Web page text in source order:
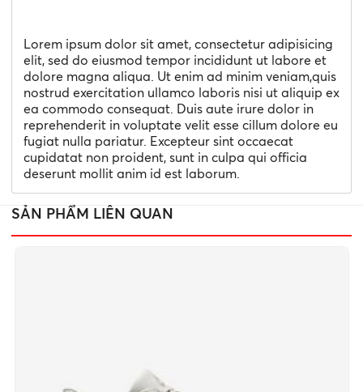
Lorem ipsum dolor sit amet, consectetur adipisicing
elit, sed do eiusmod tempor incididunt ut labore et
dolore magna aliqua. Ut enim ad minim veniam,quis
nostrud exercitation ullamco laboris nisi ut aliquip ex
ea commodo consequat. Duis aute irure dolor in
reprehenderit in voluptate velit esse cillum dolore eu
fugiat nulla pariatur. Excepteur sint occaecat
cupidatat non proident, sunt in culpa qui officia
deserunt mollit anim id est laborum.
SẢN PHẨM LIÊN QUAN